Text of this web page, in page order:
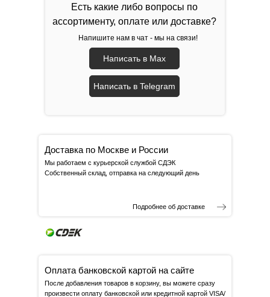
Есть какие либо вопросы по
ассортименту, оплате или доставке?
Напишите нам в чат - мы на связи!
Написать в Max
Написать в Telegram
Доставка по Москве и России
Мы работаем с курьерской службой СДЭК
Собственный склад, отправка на следующий день
Подробнее об доставке
Оплата банковской картой на сайте
После добавления товаров в корзину, вы можете сразу
произвести оплату банковской или кредитной картой VISA/